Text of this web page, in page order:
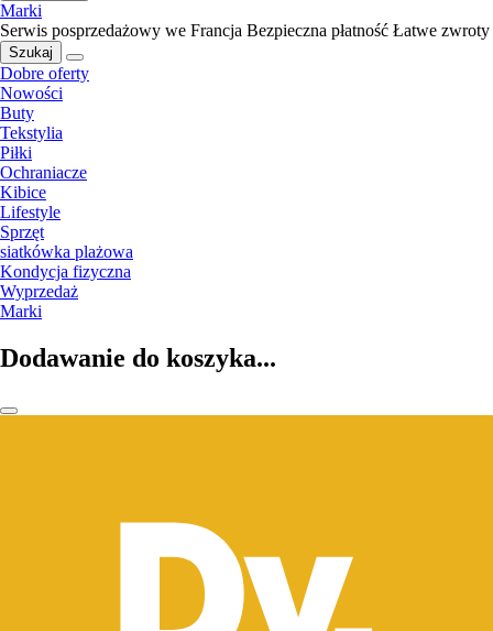
Marki
Serwis posprzedażowy we Francja Bezpieczna płatność Łatwe zwroty
Szukaj
Dobre oferty
Nowości
Buty
Tekstylia
Piłki
Ochraniacze
Kibice
Lifestyle
Sprzęt
siatkówka plażowa
Kondycja fizyczna
Wyprzedaż
Marki
Dodawanie do koszyka...